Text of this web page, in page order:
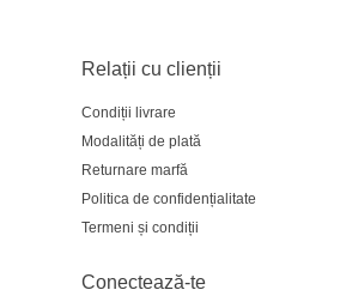
Relații cu clienții
Condiții livrare
Modalități de plată
Returnare marfă
Politica de confidențialitate
Termeni și condiții
Conectează-te